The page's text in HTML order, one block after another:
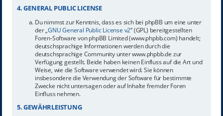
4. GENERAL PUBLIC LICENSE
Du nimmst zur Kenntnis, dass es sich bei phpBB um eine unter
der „GNU General Public License v2“ (GPL) bereitgestellten
Foren-Software von phpBB Limited (www.phpbb.com) handelt;
deutschsprachige Informationen werden durch die
deutschsprachige Community unter www.phpbb.de zur
Verfügung gestellt. Beide haben keinen Einfluss auf die Art und
Weise, wie die Software verwendet wird. Sie können
insbesondere die Verwendung der Software für bestimmte
Zwecke nicht untersagen oder auf Inhalte fremder Foren
Einfluss nehmen.
5. GEWÄHRLEISTUNG